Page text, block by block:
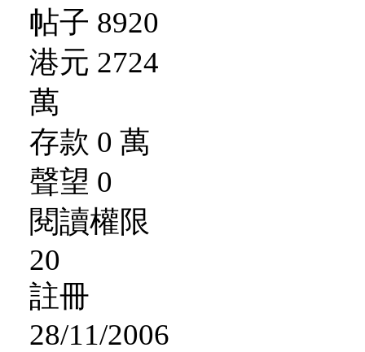
帖子 8920
港元 2724
萬
存款 0 萬
聲望 0
閱讀權限
20
註冊
28/11/2006